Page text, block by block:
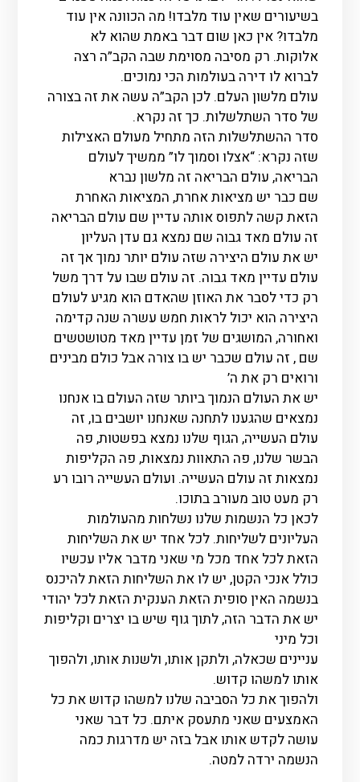
בשיעורים שאין עוד מלבדו! מה הכוונה אין עוד
מלבדו? אין כאן שום דבר באמת שהוא לא
אלוקות. רק מסיבה מסוימת שבה הקב”ה רצה
לברוא לו דירה בעולמות הכי נמוכים.
עולם מלשון העלם. לכן הקב”ה עשה את זה בצורה
של סדר השתלשלות. כך זה נקרא.
סדר ההשתלשלות הזה מתחיל מעולם האצילות
שזה נקרא: “אצלו וסמוך לו” ממשיך לעולם
הבריאה, עולם הבריאה זה מלשון נברא
שם כבר יש מציאות אחרת, המציאות האחרת
הזאת קשה לתפוס אותה עדיין שם עולם הבריאה
זה עולם מאד גבוה שם נמצא גם עדן העליון
יש את עולם היצירה שזה עולם יותר נמוך אך זה
עולם עדיין מאד גבוה. זה עולם שבו על דרך משל
רק כדי לסבר את האוזן שהאדם הוא מגיע לעולם
היצירה הוא יכול לראות חמש עשרה שנה קדימה
ואחורה, המושגים של זמן עדיין מאד מטושטשים
שם , זה עולם שכבר יש בו צורה אבל כולם מבינים
ורואים רק את ה’
יש את העולם הנמוך ביותר שזה העולם בו אנחנו
נמצאים שהגענו לתחנה שאנחנו יושבים בו, זה
עולם העשייה, הגוף שלנו נמצא בפשטות, פה
הבשר שלנו, פה התאוות נמצאות, פה הקליפות
נמצאות זה עולם העשייה. ועולם העשייה רובו רע
רק מעט טוב מעורב בתוכו.
לכאן כל הנשמות שלנו נשלחות מהעולמות
העליונים לשליחות. לכל אחד יש את השליחות
הזאת לכל אחד מכל מי שאני מדבר אליו עכשיו
כולל אנכי הקטן, יש לו את השליחות הזאת להיכנס
בנשמה האין סופית הזאת הענקית הזאת לכל יהודי
יש את הדבר הזה, לתוך גוף שיש בו יצרים וקליפות
וכל מיני
עניינים שכאלה, ולתקן אותו, ולשנות אותו, ולהפוך
אותו למשהו קדוש.
ולהפוך את כל הסביבה שלנו למשהו קדוש את כל
האמצעים שאני מתעסק איתם. כל דבר שאני
עושה לקדש אותו אבל בזה יש מדרגות כמה
הנשמה ירדה למטה.